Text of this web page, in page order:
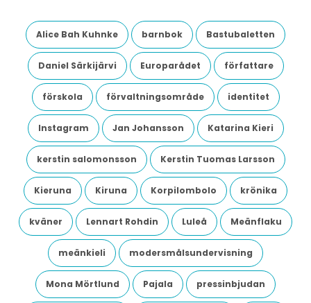
Alice Bah Kuhnke barnbok Bastubaletten
Daniel Särkijärvi Europarådet författare
förskola förvaltningsområde identitet
Instagram Jan Johansson Katarina Kieri
kerstin salomonsson Kerstin Tuomas Larsson
Kieruna Kiruna Korpilombolo krönika
kväner Lennart Rohdin Luleå Meänflaku
meänkieli modersmålsundervisning
Mona Mörtlund Pajala pressinbjudan